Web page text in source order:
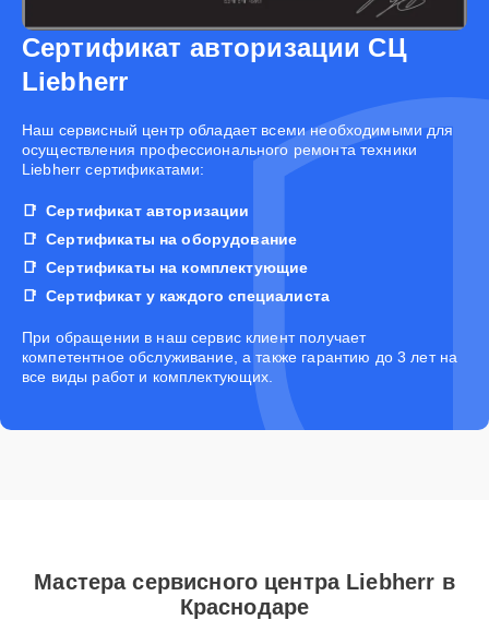
Сертификат авторизации СЦ
Liebherr
Наш сервисный центр обладает всеми необходимыми для
осуществления профессионального ремонта техники
Liebherr сертификатами:
Сертификат авторизации
Сертификаты на оборудование
Сертификаты на комплектующие
Сертификат у каждого специалиста
При обращении в наш сервис клиент получает
компетентное обслуживание, а также гарантию до 3 лет на
все виды работ и комплектующих.
Мастера сервисного центра Liebherr в
Краснодаре